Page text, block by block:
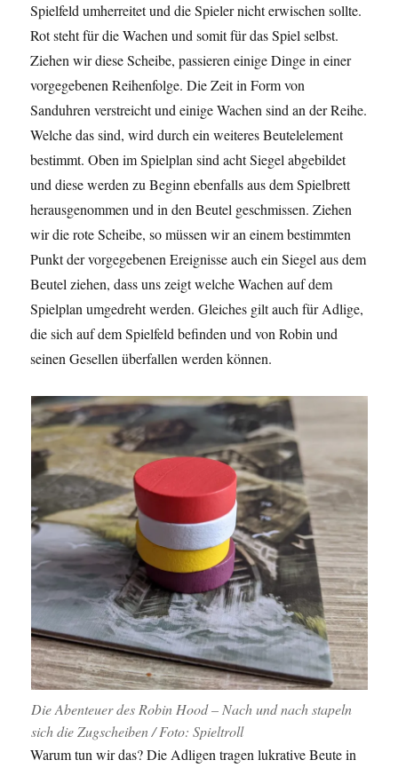
Spielfeld umherreitet und die Spieler nicht erwischen sollte.
Rot steht für die Wachen und somit für das Spiel selbst.
Ziehen wir diese Scheibe, passieren einige Dinge in einer
vorgegebenen Reihenfolge. Die Zeit in Form von
Sanduhren verstreicht und einige Wachen sind an der Reihe.
Welche das sind, wird durch ein weiteres Beutelelement
bestimmt. Oben im Spielplan sind acht Siegel abgebildet
und diese werden zu Beginn ebenfalls aus dem Spielbrett
herausgenommen und in den Beutel geschmissen. Ziehen
wir die rote Scheibe, so müssen wir an einem bestimmten
Punkt der vorgegebenen Ereignisse auch ein Siegel aus dem
Beutel ziehen, dass uns zeigt welche Wachen auf dem
Spielplan umgedreht werden. Gleiches gilt auch für Adlige,
die sich auf dem Spielfeld befinden und von Robin und
seinen Gesellen überfallen werden können.
Die Abenteuer des Robin Hood – Nach und nach stapeln
sich die Zugscheiben / Foto: Spieltroll
Warum tun wir das? Die Adligen tragen lukrative Beute in